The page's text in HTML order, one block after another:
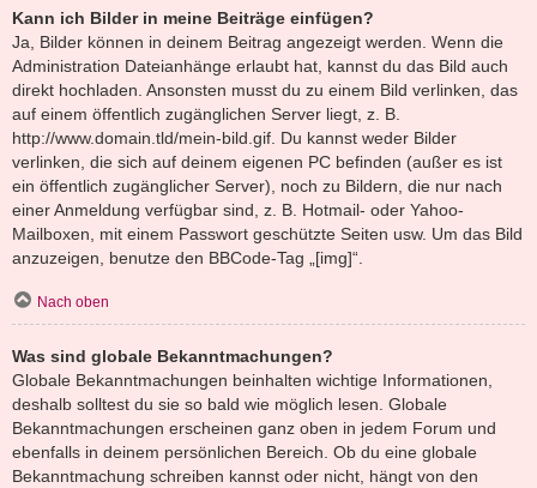
Kann ich Bilder in meine Beiträge einfügen?
Ja, Bilder können in deinem Beitrag angezeigt werden. Wenn die
Administration Dateianhänge erlaubt hat, kannst du das Bild auch
direkt hochladen. Ansonsten musst du zu einem Bild verlinken, das
auf einem öffentlich zugänglichen Server liegt, z. B.
http://www.domain.tld/mein-bild.gif. Du kannst weder Bilder
verlinken, die sich auf deinem eigenen PC befinden (außer es ist
ein öffentlich zugänglicher Server), noch zu Bildern, die nur nach
einer Anmeldung verfügbar sind, z. B. Hotmail- oder Yahoo-
Mailboxen, mit einem Passwort geschützte Seiten usw. Um das Bild
anzuzeigen, benutze den BBCode-Tag „[img]“.
Nach oben
Was sind globale Bekanntmachungen?
Globale Bekanntmachungen beinhalten wichtige Informationen,
deshalb solltest du sie so bald wie möglich lesen. Globale
Bekanntmachungen erscheinen ganz oben in jedem Forum und
ebenfalls in deinem persönlichen Bereich. Ob du eine globale
Bekanntmachung schreiben kannst oder nicht, hängt von den